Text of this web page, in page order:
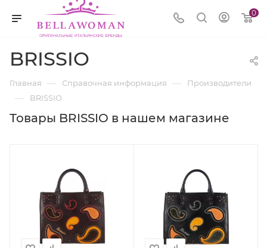
0
BRISSIO
Главная — Справочная информация — Производители
— BRISSIO
Товары BRISSIO в нашем магазине